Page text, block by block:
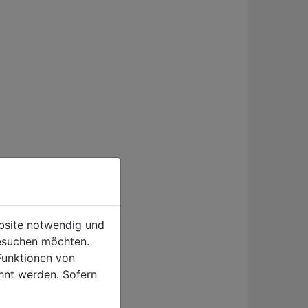
notwendig und
möchten.
von
werden. Sofern